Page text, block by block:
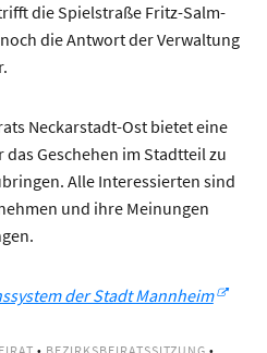
die Spielstraße Fritz-Salm-
die Antwort der Verwaltung
Neckarstadt-Ost bietet eine
Geschehen im Stadtteil zu
Alle Interessierten sind
und ihre Meinungen
der Stadt Mannheim